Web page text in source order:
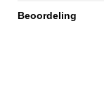
Beoordeling